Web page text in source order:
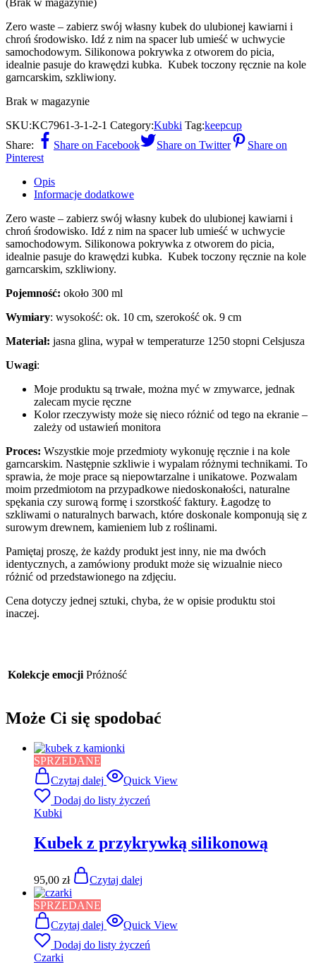
Zero waste – zabierz swój własny kubek do ulubionej kawiarni i
chroń środowisko. Idź z nim na spacer lub umieść w uchwycie
samochodowym. Silikonowa pokrywka z otworem do picia,
idealnie pasuje do krawędzi kubka. Kubek toczony ręcznie na kole
garncarskim, szkliwiony.
Brak w magazynie
SKU:KC7961-3-1-2-1 Category:Kubki Tag:keepcup
Share:
Share on Facebook Share on Twitter
Share on
Pinterest
Opis
Informacje dodatkowe
Zero waste – zabierz swój własny kubek do ulubionej kawiarni i
chroń środowisko. Idź z nim na spacer lub umieść w uchwycie
samochodowym. Silikonowa pokrywka z otworem do picia,
idealnie pasuje do krawędzi kubka. Kubek toczony ręcznie na kole
garncarskim, szkliwiony.
Pojemność: około 300 ml
Wymiary: wysokość: ok. 10 cm, szerokość ok. 9 cm
Materiał: jasna glina, wypał w temperaturze 1250 stopni Celsjusza
Uwagi:
Moje produktu są trwałe, można myć w zmywarce, jednak
zalecam mycie ręczne
Kolor rzeczywisty może się nieco różnić od tego na ekranie –
zależy od ustawień monitora
Proces: Wszystkie moje przedmioty wykonuję ręcznie i na kole
garncarskim. Następnie szkliwie i wypalam różnymi technikami. To
sprawia, że moje prace są niepowtarzalne i unikatowe. Pozwalam
moim przedmiotom na przypadkowe niedoskonałości, naturalne
spękania czy surową formę i szorstkość faktury. Łagodzę to
szkliwami o naturalnych barwach, które doskonale komponują się z
surowym drewnem, kamieniem lub z roślinami.
Pamiętaj proszę, że każdy produkt jest inny, nie ma dwóch
identycznych, a zamówiony produkt może się wizualnie nieco
różnić od przedstawionego na zdjęciu.
Cena dotyczy jednej sztuki, chyba, że w opisie produktu stoi
inaczej.
Kolekcje emocji Próżność
Może Ci się spodobać
SPRZEDANE
Czytaj dalej
Quick View
Dodaj do listy życzeń
Kubki
Kubek z przykrywką silikonową
95,00 zł Czytaj dalej
SPRZEDANE
Czytaj dalej
Quick View
Dodaj do listy życzeń
Czarki